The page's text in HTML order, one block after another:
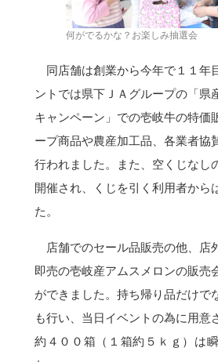
何がでるかな？お楽しみ抽選会
同店舗は創業から今年で１１年
ントでは県下ＪＡグループの「県
キャンペーン」での壱岐牛の特価
ープ商品や農産加工品、各業者協
行われました。また、空くじなし
開催され、くじを引く利用者から
た。
店舗でのセール品販売の他、店
即売の壱岐産アムスメロンの販売
ができました。持ち帰り品だけで
も行い、当日イベントの為に用意
約４００箱（１箱約５ｋｇ）は